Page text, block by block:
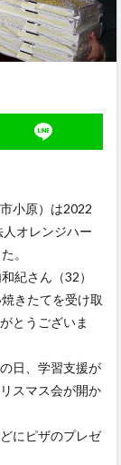
小原）は2022
オレンジハー
。
紀さん（32）
きたてを受け取
とうございま
日、学習支援が
スマス会が開か
にピザのプレゼ